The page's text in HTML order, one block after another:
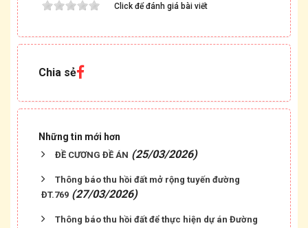
Click để đánh giá bài viết
Chia sẻ
Những tin mới hơn
ĐỀ CƯƠNG ĐỀ ÁN (25/03/2026)
Thông báo thu hồi đất mở rộng tuyến đường
ĐT.769 (27/03/2026)
Thông báo thu hồi đất để thực hiện dự án Đường